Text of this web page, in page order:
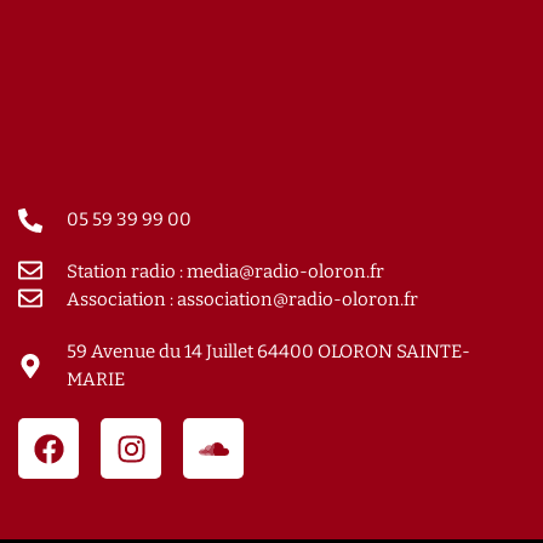
05 59 39 99 00
Station radio : media@radio-oloron.fr
Association : association@radio-oloron.fr
59 Avenue du 14 Juillet 64400 OLORON SAINTE-
MARIE